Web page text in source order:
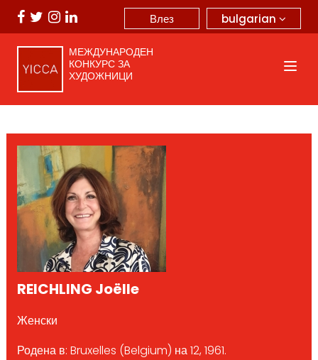
bulgarian
Влез
МЕЖДУНАРОДЕН
КОНКУРС ЗА
ХУДОЖНИЦИ
REICHLING Joëlle
Женски
Родена в: Bruxelles (Belgium) на 12, 1961.